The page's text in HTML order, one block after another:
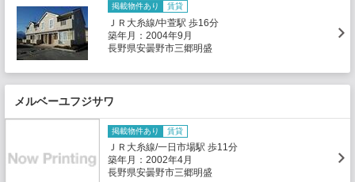
掲載物件あり 賃貸
ＪＲ大糸線/中萱駅 歩16分
築年月：2004年9月
長野県安曇野市三郷明盛
メルベーユフジサワ
掲載物件あり 賃貸
ＪＲ大糸線/一日市場駅 歩11分
築年月：2002年4月
長野県安曇野市三郷明盛